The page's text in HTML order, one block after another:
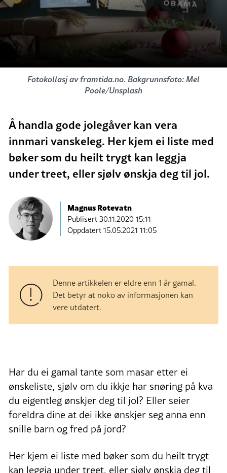
Fotokollasj av framtida.no. Bakgrunnsfoto: Mel
Poole/Unsplash
Å handla gode jolegåver kan vera
innmari vanskeleg. Her kjem ei liste med
bøker som du heilt trygt kan leggja
under treet, eller sjølv ønskja deg til jol.
Magnus Rotevatn
Publisert30.11.2020 15:11
Oppdatert 15.05.2021 11:05
Denne artikkelen er eldre enn 1 år gamal.
Det betyr at noko av informasjonen kan
vere utdatert.
Har du ei gamal tante som masar etter ei
ønskeliste, sjølv om du ikkje har snøring på kva
du eigentleg ønskjer deg til jol? Eller seier
foreldra dine at dei ikke ønskjer seg anna enn
snille barn og fred på jord?
Her kjem ei liste med bøker som du heilt trygt
kan leggja under treet, eller sjølv ønskja deg til